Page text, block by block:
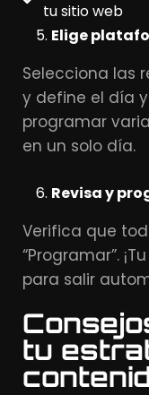
tu sitio web
Elige
Selecciona las
y define el día
programar
en un solo día.
Revisa y
Verifica que
“Programar”.
para salir
tu